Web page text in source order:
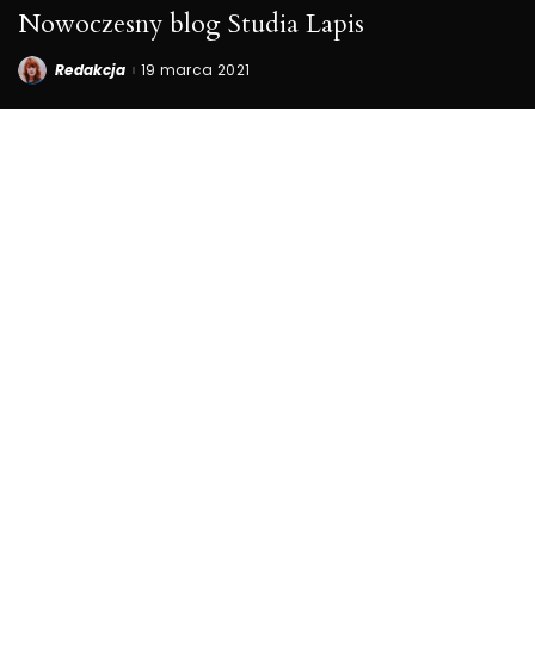
Nowoczesny blog Studia Lapis
Posted
Redakcja 19 marca 2021